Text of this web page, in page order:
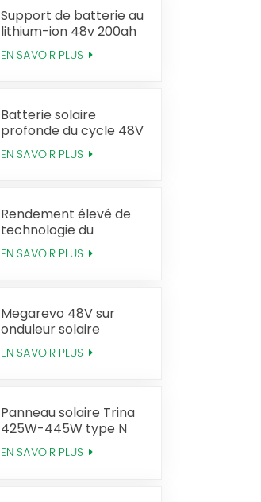
Support de batterie au
lithium-ion 48v 200ah
Lifepo4
EN SAVOIR PLUS
Batterie solaire
profonde du cycle 48V
100ah Powerwall
Lifepo4
EN SAVOIR PLUS
Rendement élevé de
technologie du
panneau solaire flexible
520W de Sunman
EN SAVOIR PLUS
Megarevo 48V sur
onduleur solaire
hybride hors réseau à
phase divisée version
EN SAVOIR PLUS
Panneau solaire Trina
425W-445W type N
Mono Perc
EN SAVOIR PLUS